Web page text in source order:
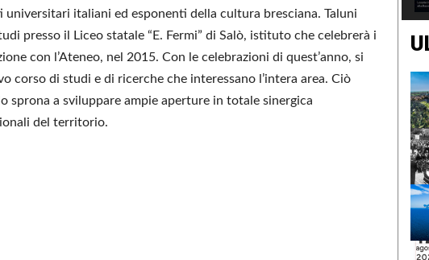
italiani ed esponenti della cultura bresciana. Taluni
presso il Liceo statale “E. Fermi” di Salò, istituto che celebrerà i
con l’Ateneo, nel 2015. Con le celebrazioni di quest’anno, si
corso di studi e di ricerche che interessano l’intera area. Ciò
sprona a sviluppare ampie aperture in totale sinergica
del territorio.